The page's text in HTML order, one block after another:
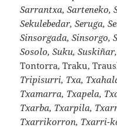
Sarrantxa, Sarteneko,
Sekulebedar, Seruga,
Sinsorgada,
Sosolo, Suku,
Tontorra, Traku,
Tripisurri, Txa,
Txamarra, Txapela,
Txarba, Txarpila,
Txarrikorron, Txarri-